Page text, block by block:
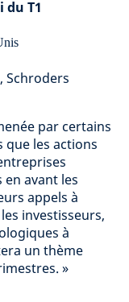
du T1
Schroders
par certains
que les actions
avant les
appels à
investisseurs,
à
un thème
»